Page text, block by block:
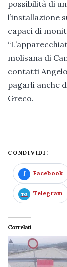
possibilità di
l’installazione
capaci di
molisana di
contatti
pagarli anche
Greco.
CONDIVIDI:
Facebook
Telegram
Correlati